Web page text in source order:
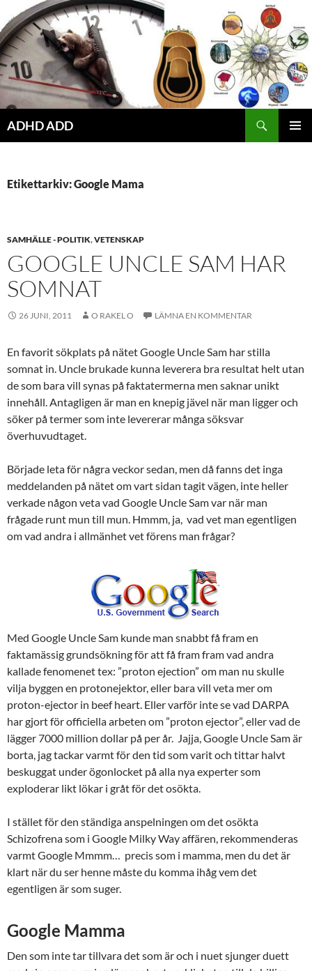
Hoppa
till
innehåll
ADHD ADD
Etikettarkiv: Google Mama
SAMHÄLLE - POLITIK,VETENSKAP
GOOGLE UNCLE SAM HAR
SOMNAT
26 JUNI, 2011 O RAKEL O LÄMNA EN KOMMENTAR
En favorit sökplats på nätet Google Uncle Sam har stilla
somnat in. Uncle brukade kunna leverera bra resultat helt utan
de som bara vill synas på faktatermerna men saknar unikt
innehåll. Antagligen är man en knepig jävel när man ligger och
söker på termer som inte levererar många söksvar
överhuvudtaget.
Började leta för några veckor sedan, men då fanns det inga
meddelanden på nätet om vart sidan tagit vägen, inte heller
verkade någon veta vad Google Uncle Sam var när man
frågade runt mun till mun. Hmmm, ja, vad vet man egentligen
om vad andra i allmänhet vet förens man frågar?
Med Google Uncle Sam kunde man snabbt få fram en
faktamässig grundsökning för att få fram fram vad andra
kallade fenomenet tex: ”proton ejection” om man nu skulle
vilja byggen en protonejektor, eller bara vill veta mer om
proton-ejector in beef heart. Eller varför inte se vad DARPA
har gjort för officiella arbeten om ”proton ejector”, eller vad de
lägger 7000 million dollar på per år. Jajja, Google Uncle Sam är
borta, jag tackar varmt för den tid som varit och tittar halvt
beskuggat under ögonlocket på alla nya experter som
exploderar likt lökar i gråt för det osökta.
I stället för den ständiga anspelningen om det osökta
Schizofrena som i Google Milky Way affären, rekommenderas
varmt Google Mmmm… precis som i mamma, men du det är
klart när du ser henne måste du komma ihåg vem det
egentligen är som suger.
Google Mamma
Den som inte tar tillvara det som är och i nuet sjunger duett